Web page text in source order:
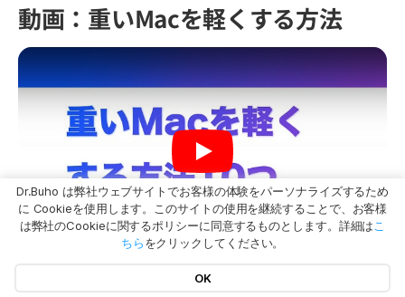
動画：重いMacを軽くする方法
Dr.Buho は弊社ウェブサイトでお客様の体験をパーソナライズするため
に Cookieを使用します。このサイトの使用を継続することで、お客様
は弊社のCookieに関するポリシーに同意するものとします。詳細は こ
ちらをクリックしてください。
OK